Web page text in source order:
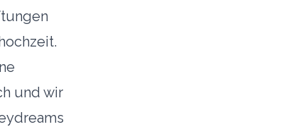
und wir